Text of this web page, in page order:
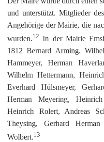
und unterstützt. Mitglieder
Angehörige der Mairie, die
wurden.12 In der Mairie
1812 Bernard Arming,
Hammeyer, Herman
Wilhelm Hettermann,
Everhard Hülsmeyer,
Herman Meyering,
Heinrich Rolert, Andreas
Theysing, Gerhard
Wolbert.13